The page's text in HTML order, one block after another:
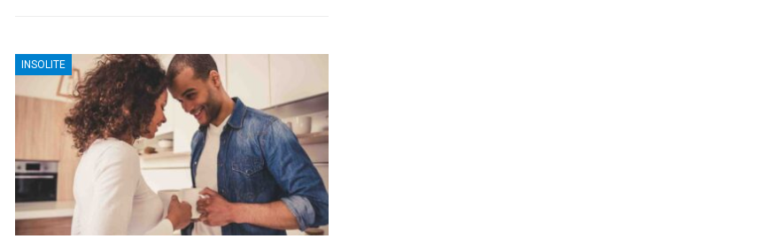
INSOLITE